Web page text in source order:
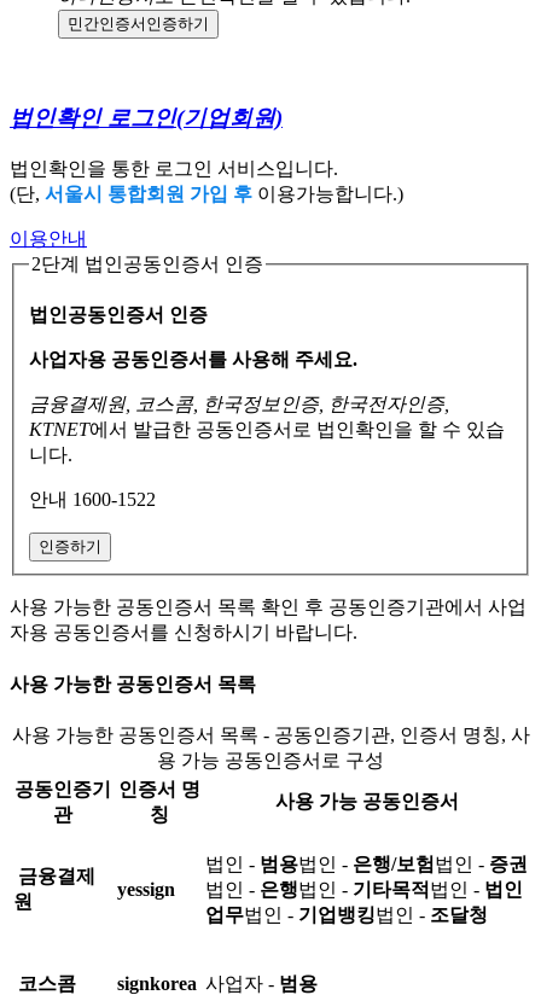
민간인증서 인증하기
법인확인 로그인(기업회원)
법인확인을 통한 로그인 서비스입니다.
(단, 서울시 통합회원 가입 후 이용가능합니다.)
이용안내
2단계 법인공동인증서 인증
법인공동인증서 인증
사업자용 공동인증서를 사용해 주세요.
금융결제원, 코스콤, 한국정보인증, 한국전자인증,
KTNET에서 발급한 공동인증서로 법인확인을 할 수 있습
니다.
안내 1600-1522
인증하기
사용 가능한 공동인증서 목록 확인 후 공동인증기관에서 사업
자용 공동인증서를 신청하시기 바랍니다.
사용 가능한 공동인증서 목록
사용 가능한 공동인증서 목록 - 공동인증기관, 인증서 명칭, 사
용 가능 공동인증서로 구성
공동인증기
관
인증서 명
칭
사용 가능 공동인증서
금융결제
원
yessign
법인 - 범용법인 - 은행/보험 법인 - 증권
법인 - 은행법인 - 기타목적 법인 - 법인
업무법인 - 기업뱅킹법인 - 조달청
코스콤 signkorea 사업자 - 범용